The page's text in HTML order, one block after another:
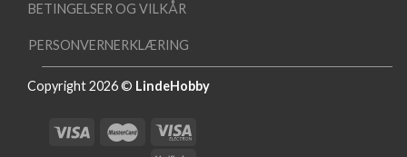
BETINGELSER OG VILKÅR
PERSONVERNERKLÆRING
Copyright 2026 © LindeHobby